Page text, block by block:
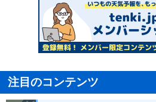
注目のコンテンツ